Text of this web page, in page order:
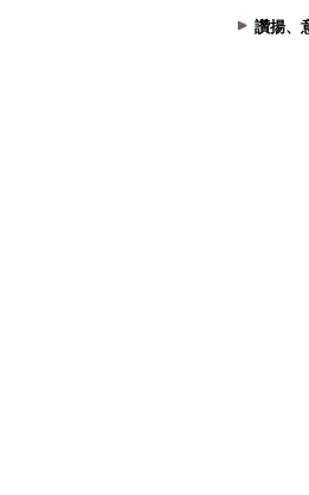
讚揚、